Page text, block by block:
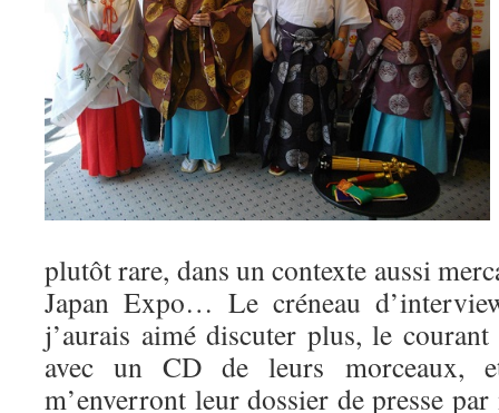
plutôt rare, dans un contexte aussi
Japan Expo… Le créneau
j’aurais aimé discuter plus, le
avec un CD de leurs morceaux,
m’enverront leur dossier de presse